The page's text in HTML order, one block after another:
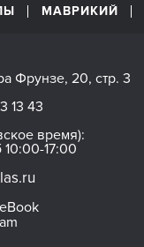
МАВРИКИЙ
Фрунзе, 20, стр. 3
13 43
время):
17:00